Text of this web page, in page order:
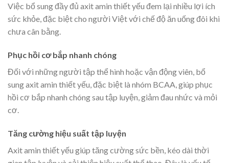
Việc bổ sung đầy đủ axit amin thiết yếu đem lại nhiều lợi ích
sức khỏe, đặc biệt cho người Việt với chế độ ăn uống đôi khi
chưa cân bằng.
Phục hồi cơ bắp nhanh chóng
Đối với những người tập thể hình hoặc vận động viên, bổ
sung axit amin thiết yếu, đặc biệt là nhóm BCAA, giúp phục
hồi cơ bắp nhanh chóng sau tập luyện, giảm đau nhức và mỏi
cơ.
Tăng cường hiệu suất tập luyện
Axit amin thiết yếu giúp tăng cường sức bền, kéo dài thời